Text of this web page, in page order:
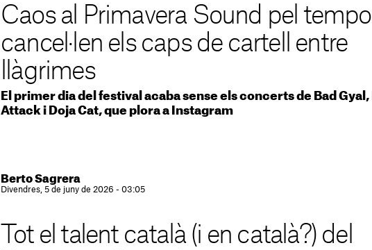
Caos al Primavera Sound pel
cancel·len els caps de cartell entre
llàgrimes
El primer dia del festival acaba sense els concerts de Bad Gyal,
Attack i Doja Cat, que plora a Instagram
Berto Sagrera
Divendres, 5 de juny de 2026 - 03:05
Tot el talent català (i en català?) del